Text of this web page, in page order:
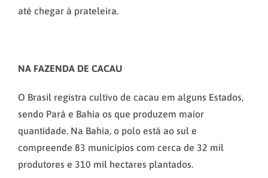
até chegar à prateleira.
NA FAZENDA DE CACAU
O Brasil registra cultivo de cacau em alguns Estados,
sendo Pará e Bahia os que produzem maior
quantidade. Na Bahia, o polo está ao sul e
compreende 83 municípios com cerca de 32 mil
produtores e 310 mil hectares plantados.